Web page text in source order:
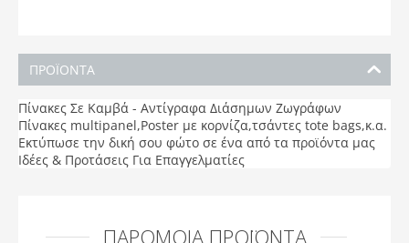
ΠΡΟΪΟΝΤΑ
Πίνακες Σε Καμβά - Αντίγραφα Διάσημων Ζωγράφων
Πίνακες multipanel,Poster με κορνίζα,τσάντες tote bags,κ.α.
Εκτύπωσε την δική σου φώτο σε ένα από τα προϊόντα μας
Ιδέες & Προτάσεις Για Επαγγελματίες
ΠΑΡΌΜΟΙΑ ΠΡΟΪΌΝΤΑ